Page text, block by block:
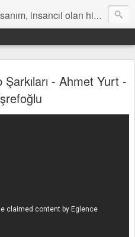
insancıl olan hiç bir şey bana yabancı kalamaz…" -Terentius
Şarkıları - Ahmet Yurt -